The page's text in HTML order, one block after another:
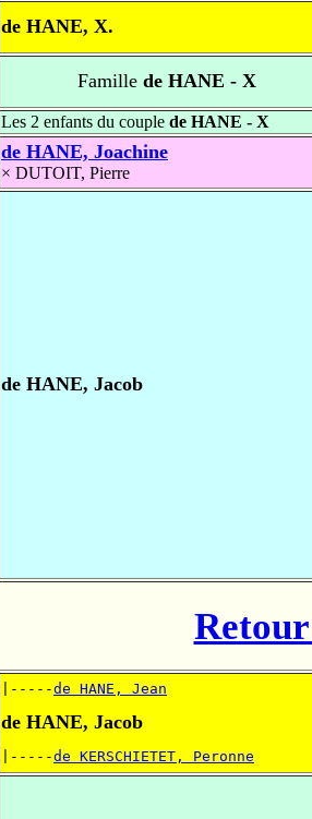
de HANE, X.
Famillede HANE - X
Les 2 enfants du couple de HANE - X
de HANE, Joachine
× DUTOIT, Pierre
de HANE, Jacob
|-----de HANE, Jean
de HANE, Jacob
|-----de KERSCHIETET, Peronne